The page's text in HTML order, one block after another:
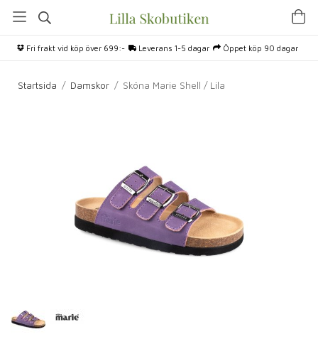
Fri frakt vid köp över 699:- Leverans 1-5 dagar Öppet köp 90 dagar
Startsida / Damskor / Sköna Marie Shell / Lila